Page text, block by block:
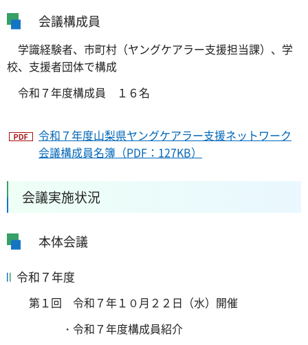
会議構成員
学識経験者、市町村（ヤングケアラー支援担当課）、学
校、支援者団体で構成
令和７年度構成員 １６名
令和７年度山梨県ヤングケアラー支援ネットワーク
会議構成員名簿（PDF：127KB）
会議実施状況
本体会議
令和７年度
第１回 令和７年１０月２２日（水）開催
・令和７年度構成員紹介